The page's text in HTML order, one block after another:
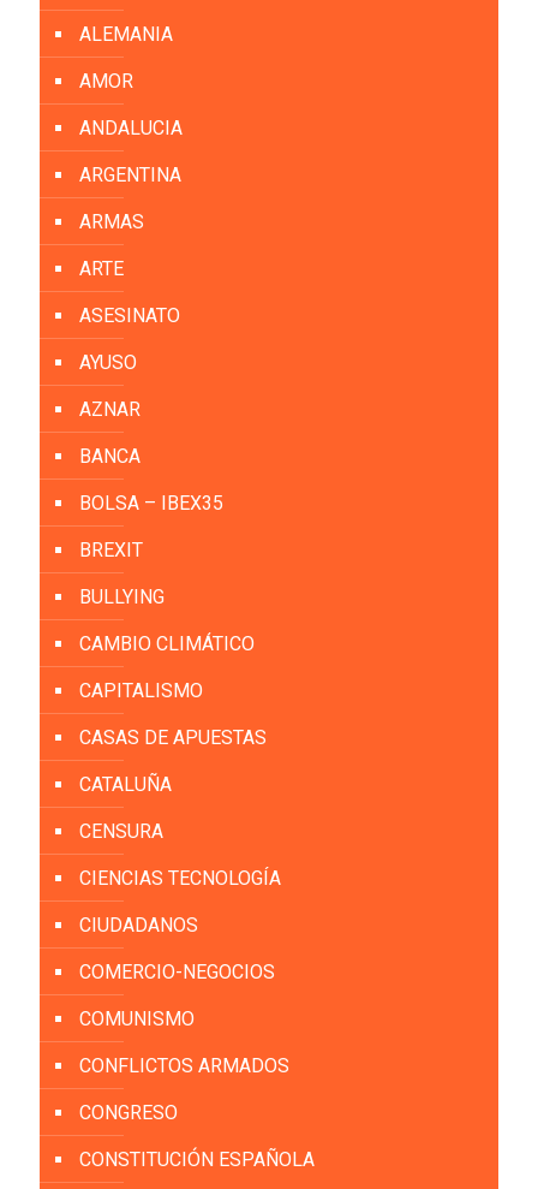
ALEMANIA
AMOR
ANDALUCIA
ARGENTINA
ARMAS
ARTE
ASESINATO
AYUSO
AZNAR
BANCA
BOLSA – IBEX35
BREXIT
BULLYING
CAMBIO CLIMÁTICO
CAPITALISMO
CASAS DE APUESTAS
CATALUÑA
CENSURA
CIENCIAS TECNOLOGÍA
CIUDADANOS
COMERCIO-NEGOCIOS
COMUNISMO
CONFLICTOS ARMADOS
CONGRESO
CONSTITUCIÓN ESPAÑOLA